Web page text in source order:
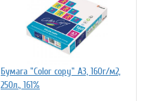
Бумага "Color copy" А3, 160г/м2,
250л., 161%